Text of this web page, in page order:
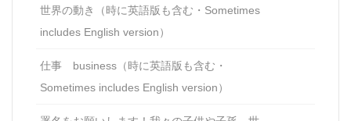
世界の動き（時に英語版も含む・Sometimes
includes English version）
仕事 business（時に英語版も含む・
Sometimes includes English version）